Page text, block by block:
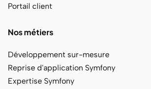
Portail client
Nos métiers
Développement sur-mesure
Reprise d'application Symfony
Expertise Symfony